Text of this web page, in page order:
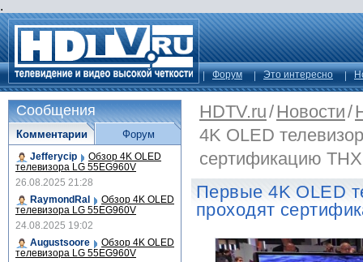
.
Форум Это интересно
HDTV.ru/Новости/
4K OLED
сертификацию THX
Первые 4K OLED
проходят
Сообщения
Комментарии
Jefferycip Обзор 4K OLED
телевизора LG 55EG960V
26.08.2025 21:28
RaymondRal
Обзор 4K OLED
телевизора LG 55EG960V
24.08.2025 19:02
Augustsoore
Обзор 4K OLED
телевизора LG 55EG960V
Форум